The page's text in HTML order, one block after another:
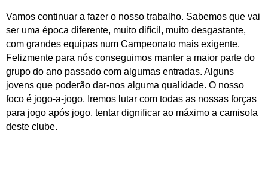
Vamos continuar a fazer o nosso trabalho. Sabemos que vai
ser uma época diferente, muito difícil, muito desgastante,
com grandes equipas num Campeonato mais exigente.
Felizmente para nós conseguimos manter a maior parte do
grupo do ano passado com algumas entradas. Alguns
jovens que poderão dar-nos alguma qualidade. O nosso
foco é jogo-a-jogo. Iremos lutar com todas as nossas forças
para jogo após jogo, tentar dignificar ao máximo a camisola
deste clube.